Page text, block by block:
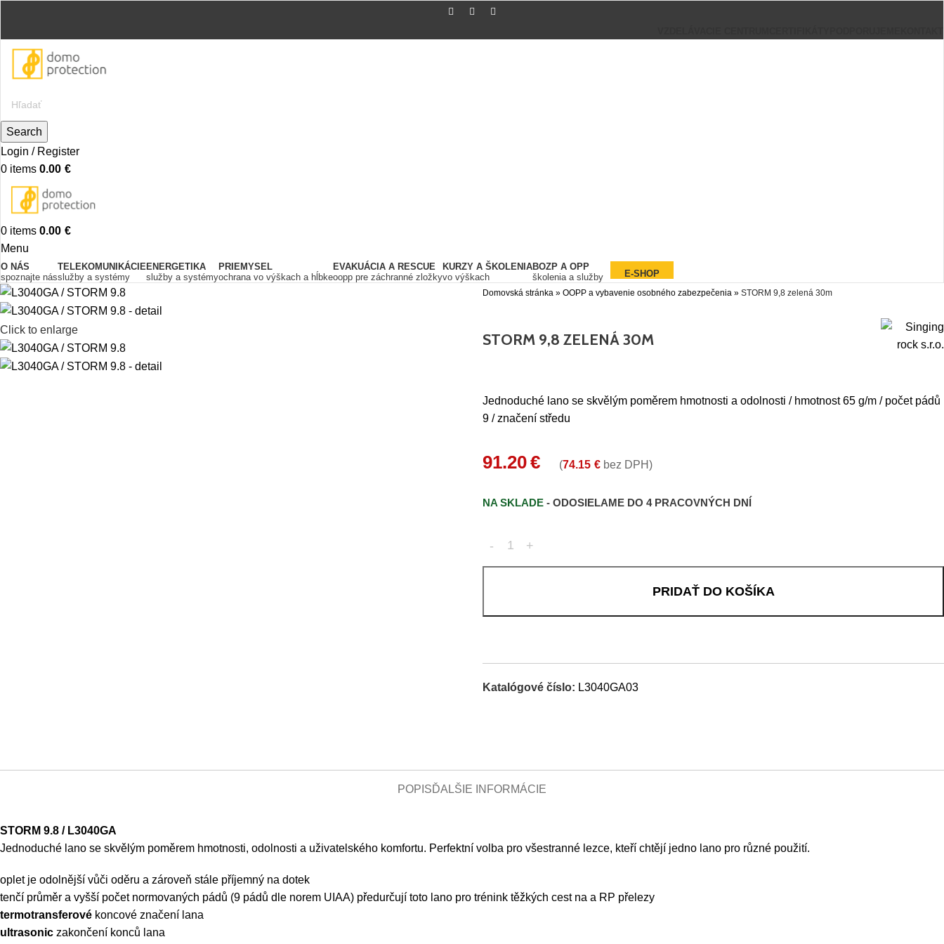
Search
Login / Register
0 items 0.00 €
0 items 0.00 €
Menu
O NÁS
spoznajte nás
TELEKOMUNIKÁCIE
služby a systémy
ENERGETIKA
služby a systémy
PRIEMYSEL
ochrana vo výškach a hĺbke
EVAKUÁCIA A RESCUE
oopp pre záchranné zložky
KURZY A ŠKOLENIA
vo výškach
BOZP A OPP
školenia a služby
E-SHOP
Click to enlarge
Domovská stránka » OOPP a vybavenie osobného zabezpečenia » STORM 9,8 zelená 30m
STORM 9,8 ZELENÁ 30M
Jednoduché lano se skvělým poměrem hmotnosti a odolnosti / hmotnost 65 g/m / počet pádů
9 / značení středu
91.20€ (74.15 € bez DPH)
NA SKLADE - ODOSIELAME DO 4 PRACOVNÝCH DNÍ
PRIDAŤ DO KOŠÍKA
Katalógové číslo: L3040GA03
POPISĎALŠIE INFORMÁCIE
STORM 9.8 / L3040GA
Jednoduché lano se skvělým poměrem hmotnosti, odolnosti a uživatelského komfortu. Perfektní volba pro všestranné lezce, kteří chtějí jedno lano pro různé použití.
oplet je odolnější vůči oděru a zároveň stále příjemný na dotek
tenčí průměr a vyšší počet normovaných pádů (9 pádů dle norem UIAA) předurčují toto lano pro trénink těžkých cest na a RP přelezy
termotransferové koncové značení lana
ultrasonic zakončení konců lana